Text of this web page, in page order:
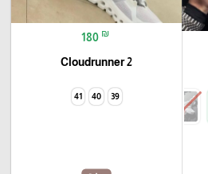
180 ₪
Cloudrunner 2
39
40
41